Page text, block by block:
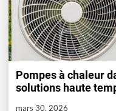
Pompes à chaleur
solutions haute
mars 30, 2026